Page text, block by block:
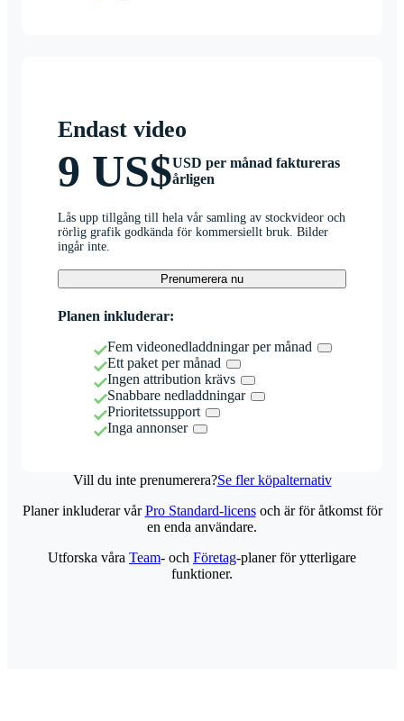
Endast video
9 US$USD per månad faktureras
årligen
Lås upp tillgång till hela vår samling av stockvideor och
rörlig grafik godkända för kommersiellt bruk. Bilder
ingår inte.
Prenumerera nu
Planen inkluderar:
Fem videonedladdningar per månad
Ett paket per månad
Ingen attribution krävs
Snabbare nedladdningar
Prioritetssupport
Inga annonser
Vill du inte prenumerera?Se fler köpalternativ
Planer inkluderar vårPro Standard-licensoch är för åtkomst för
en enda användare.
Utforska våra Team- och Företag-planer för ytterligare
funktioner.